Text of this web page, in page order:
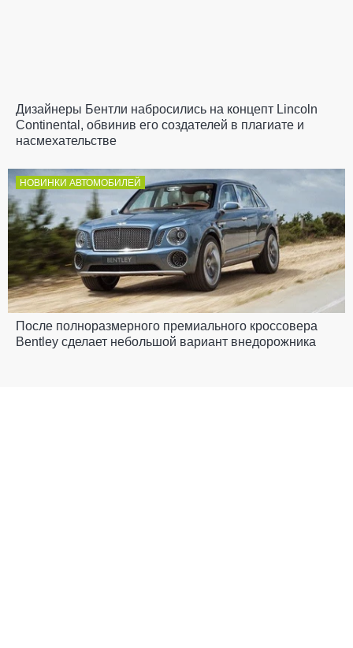
Дизайнеры Бентли набросились на концепт Lincoln
Continental, обвинив его создателей в плагиате и
насмехательстве
НОВИНКИ АВТОМОБИЛЕЙ
После полноразмерного премиального кроссовера
Bentley сделает небольшой вариант внедорожника